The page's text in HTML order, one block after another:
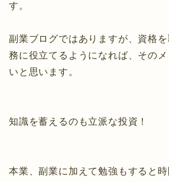
す。
副業ブログではありますが、資格
務に役立てるようになれば、その
いと思います。
知識を蓄えるのも立派な投資！
本業、副業に加えて勉強もすると